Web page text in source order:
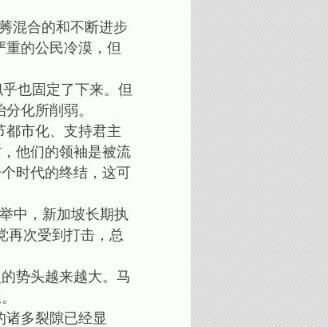
混合的和不断进步
的公民冷漠，但
也固定了下来。但
化所削弱。
市化、支持君主
他们的领袖是被流
时代的终结，这可
中，新加坡长期执
再次受到打击，总
势头越来越大。马
多裂隙已经显